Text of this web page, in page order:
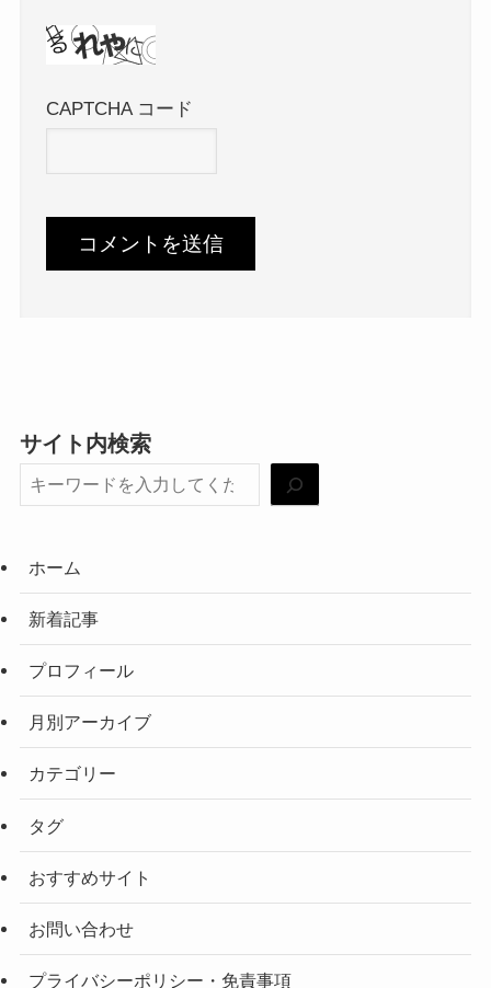
CAPTCHA コード
サイト内検索
ホーム
新着記事
プロフィール
月別アーカイブ
カテゴリー
タグ
おすすめサイト
お問い合わせ
プライバシーポリシー・免責事項